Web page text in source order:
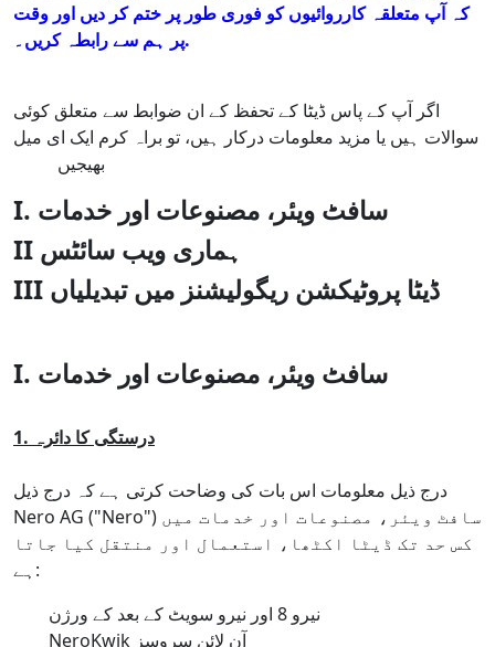
کہ آپ متعلقہ کارروائیوں کو فوری طور پر ختم کر دیں اور وقت
پر ہم سے رابطہ کریں۔.
اگر آپ کے پاس ڈیٹا کے تحفظ کے ان ضوابط سے متعلق کوئی
سوالات ہیں یا مزید معلومات درکار ہیں، تو براہ کرم ایک ای میل
بھیجیں
I. سافٹ ویئر، مصنوعات اور خدمات
II ہماری ویب سائٹس
III ڈیٹا پروٹیکشن ریگولیشنز میں تبدیلیاں
I. سافٹ ویئر، مصنوعات اور خدمات
1. درستگی کا دائرہ
درج ذیل معلومات اس بات کی وضاحت کرتی ہے کہ درج ذیل
Nero AG ("Nero") سافٹ ویئر، مصنوعات اور خدمات میں
کس حد تک ڈیٹا اکٹھا، استعمال اور منتقل کیا جاتا
ہے:
نیرو 8 اور نیرو سویٹ کے بعد کے ورژن
NeroKwik آن لائن سروسز